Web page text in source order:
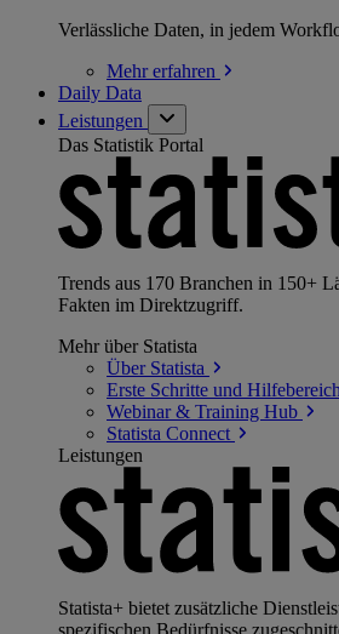
Verlässliche Daten, in jedem
Mehrerfahren
Daily Data
Leistungen
Das Statistik Portal
Trends aus 170 Branchen in 150+
Fakten im Direktzugriff.
Mehr über Statista
Über Statista
Erste Schritte und Hilfebereich
Webinar & Training Hub
Statista Connect
Leistungen
Statista+ bietet zusätzliche
spezifischen Bedürfnisse